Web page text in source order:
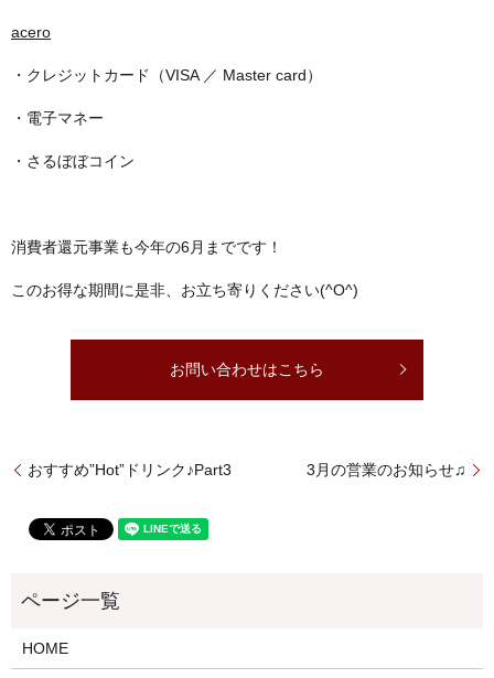
acero
・クレジットカード（VISA ／ Master card）
・電子マネー
・さるぼぼコイン
消費者還元事業も今年の6月までです！
このお得な期間に是非、お立ち寄りください(^O^)
お問い合わせはこちら
おすすめ”Hot”ドリンク♪Part3 3月の営業のお知らせ♫
HOME